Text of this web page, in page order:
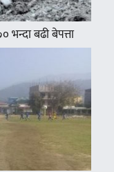
बढी बेपत्ता